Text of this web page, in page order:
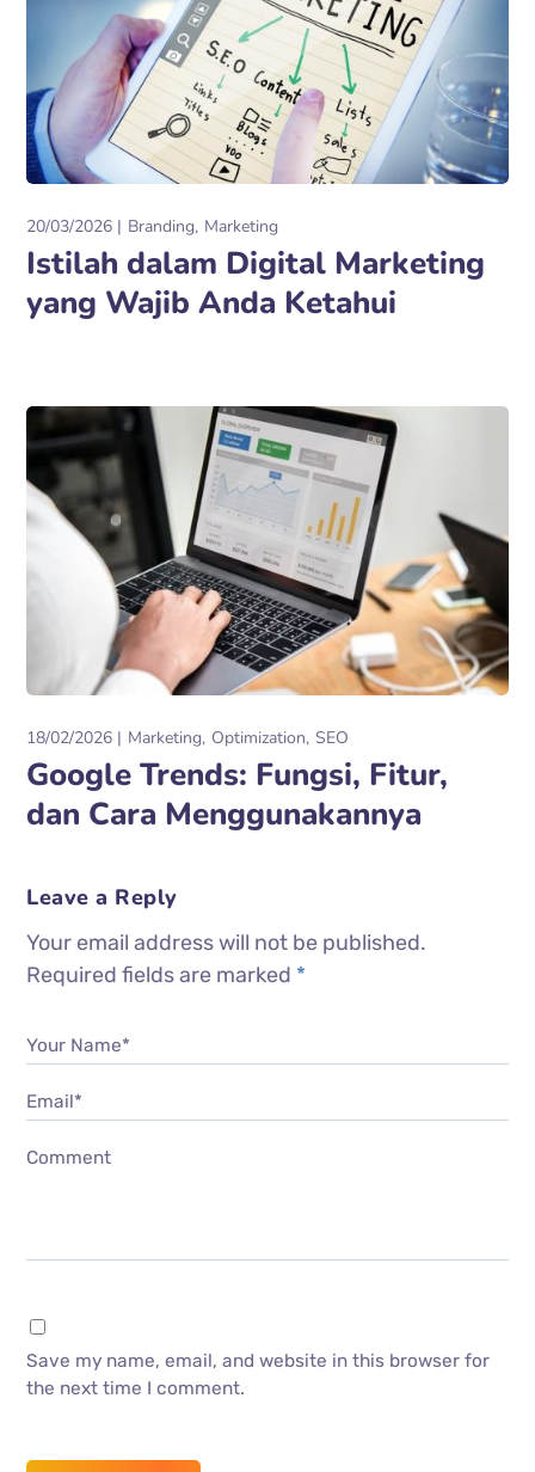
20/03/2026 Branding Marketing
Istilah dalam Digital Marketing
yang Wajib Anda Ketahui
18/02/2026 Marketing Optimization SEO
Google Trends: Fungsi, Fitur,
dan Cara Menggunakannya
Leave a Reply
Your email address will not be published.
Required fields are marked *
Your Name*
Email*
Comment
Save my name, email, and website in this browser for
the next time I comment.